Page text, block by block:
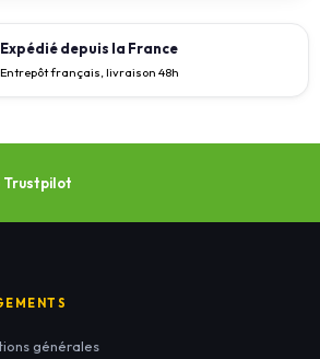
Expédié depuis la France
Entrepôt français, livraison 48h
Trustpilot
générales